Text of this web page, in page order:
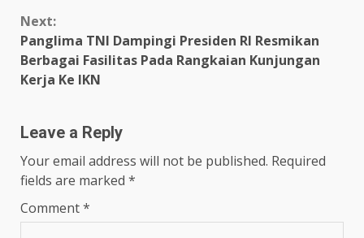
Next:
Panglima TNI Dampingi Presiden RI Resmikan
Berbagai Fasilitas Pada Rangkaian Kunjungan
Kerja Ke IKN
Leave a Reply
Your email address will not be published. Required
fields are marked *
Comment*